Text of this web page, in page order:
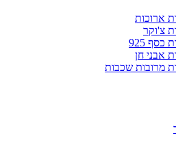
ארוכות
צ'וקר
925
אבני חן
מרובות שכבות